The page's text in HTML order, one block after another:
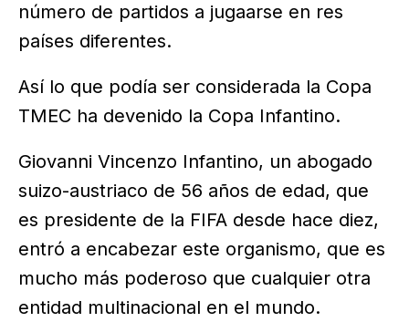
número de partidos a jugaarse en res
países diferentes.
Así lo que podía ser considerada la Copa
TMEC ha devenido la Copa Infantino.
Giovanni Vincenzo Infantino, un abogado
suizo-austriaco de 56 años de edad, que
es presidente de la FIFA desde hace diez,
entró a encabezar este organismo, que es
mucho más poderoso que cualquier otra
entidad multinacional en el mundo.